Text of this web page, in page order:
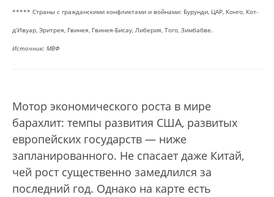
***** Страны с гражданскими конфликтами и войнами: Бурунди, ЦАР, Конго, Кот-
д’Ивуар, Эритрея, Гвинея, Гвинея-Бисау, Либерия, Того, Зимбабве.
Источник: МВФ
Мотор экономического роста в мире
барахлит: темпы развития США, развитых
европейских государств — ниже
запланированного. Не спасает даже Китай,
чей рост существенно замедлился за
последний год. Однако на карте есть